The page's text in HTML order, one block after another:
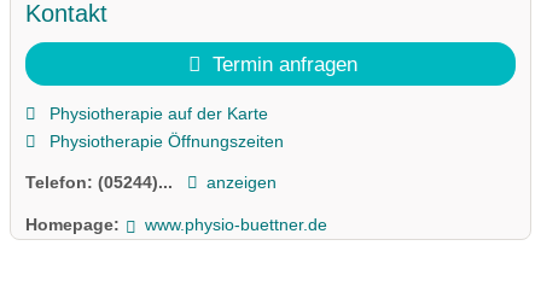
Kontakt
Termin anfragen
Physiotherapie auf der Karte
Physiotherapie Öffnungszeiten
Telefon: (05244)... anzeigen
Homepage: www.physio-buettner.de